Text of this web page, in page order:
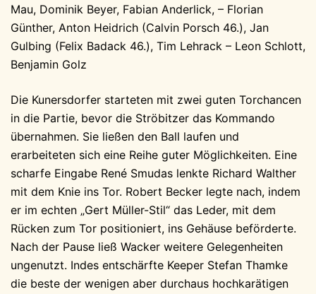
Mau, Dominik Beyer, Fabian Anderlick, – Florian
Günther, Anton Heidrich (Calvin Porsch 46.), Jan
Gulbing (Felix Badack 46.), Tim Lehrack – Leon Schlott,
Benjamin Golz
Die Kunersdorfer starteten mit zwei guten Torchancen
in die Partie, bevor die Ströbitzer das Kommando
übernahmen. Sie ließen den Ball laufen und
erarbeiteten sich eine Reihe guter Möglichkeiten. Eine
scharfe Eingabe René Smudas lenkte Richard Walther
mit dem Knie ins Tor. Robert Becker legte nach, indem
er im echten „Gert Müller-Stil“ das Leder, mit dem
Rücken zum Tor positioniert, ins Gehäuse beförderte.
Nach der Pause ließ Wacker weitere Gelegenheiten
ungenutzt. Indes entschärfte Keeper Stefan Thamke
die beste der wenigen aber durchaus hochkarätigen